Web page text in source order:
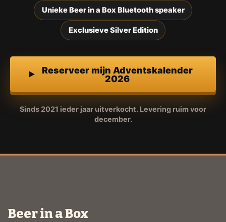
Unieke Beer in a Box Bluetooth speaker
Exclusieve Silver Edition
Reserveer mijn Adventskalender
2026
Sinds 2021 ieder jaar uitverkocht. Levering ruim voor
december.
Beer in a Box